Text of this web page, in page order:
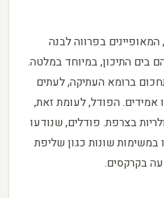
בפרווה לבנה
בים התיכון, במיוחד במלטה.
ברומא העתיקה, לעתים
אמידים. הפודל, לעומת זאת,
בצרפת. פודלים, שנודעו
במשימות שונות כגון שליפת
בקרקסים.